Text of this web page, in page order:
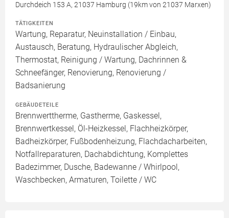
Durchdeich 153 A, 21037 Hamburg (19km von 21037 Marxen)
TÄTIGKEITEN
Wartung, Reparatur, Neuinstallation / Einbau,
Austausch, Beratung, Hydraulischer Abgleich,
Thermostat, Reinigung / Wartung, Dachrinnen &
Schneefänger, Renovierung, Renovierung /
Badsanierung
GEBÄUDETEILE
Brennwerttherme, Gastherme, Gaskessel,
Brennwertkessel, Öl-Heizkessel, Flachheizkörper,
Badheizkörper, Fußbodenheizung, Flachdacharbeiten,
Notfallreparaturen, Dachabdichtung, Komplettes
Badezimmer, Dusche, Badewanne / Whirlpool,
Waschbecken, Armaturen, Toilette / WC